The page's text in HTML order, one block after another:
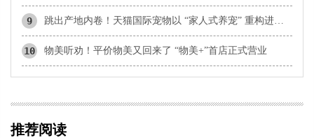
9 跳出产地内卷！天猫国际宠物以 “家人式养宠” 重构进口宠物赛道心智
10 物美听劝！平价物美又回来了 “物美+”首店正式营业
推荐阅读